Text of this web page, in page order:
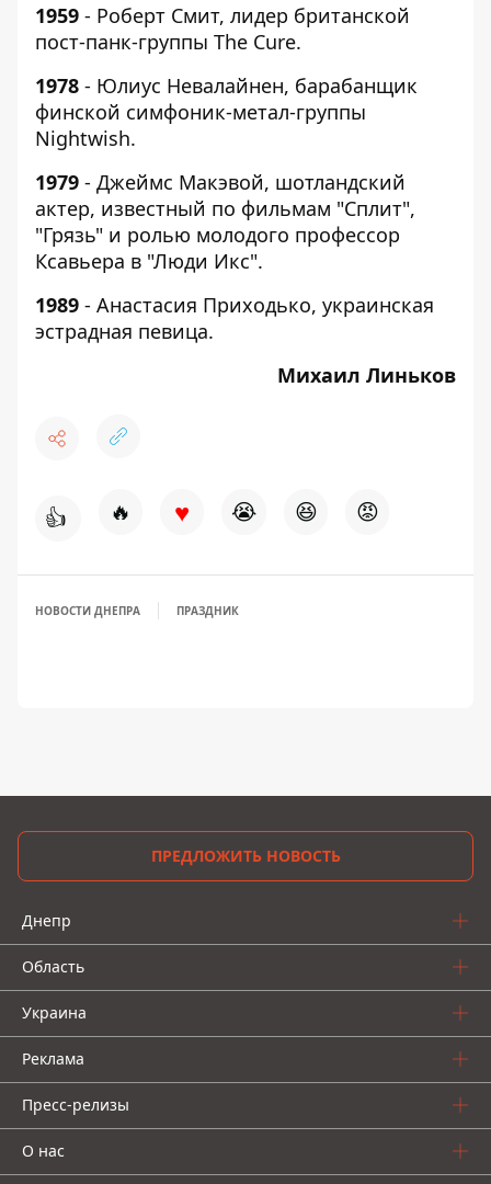
1959 - Роберт Смит, лидер британской
пост-панк-группы The Cure.
1978 - Юлиус Невалайнен, барабанщик
финской симфоник-метал-группы
Nightwish.
1979 - Джеймс Макэвой, шотландский
актер, известный по фильмам "Сплит",
"Грязь" и ролью молодого профессор
Ксавьера в "Люди Икс".
1989 - Анастасия Приходько, украинская
эстрадная певица.
Михаил Линьков
👍 🔥 ♥ 😭 😆 😡
НОВОСТИ ДНЕПРА ПРАЗДНИК
ПРЕДЛОЖИТЬ НОВОСТЬ
Днепр
Область
Украина
Реклама
Пресс-релизы
О нас